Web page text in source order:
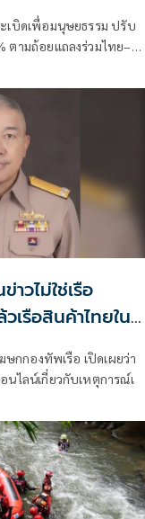
เบิดเพื่อมนุษยธรรม ปรับ
ตามถ้อยแถลงร่วมไทย–
าวไม่ใช่เรือ
รือสินค้าไทยใน
กกองทัพเรือ เปิดเผยว่า
ไลน์เกี่ยวกับเหตุการณ์เ